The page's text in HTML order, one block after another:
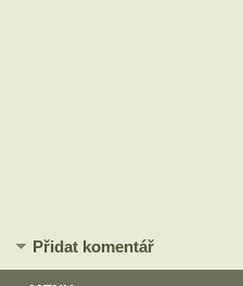
Přidat komentář